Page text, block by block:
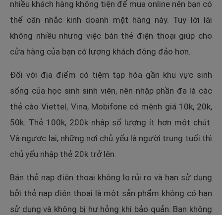
nhiều khách hàng không tiện để mua online nên bạn có
thể cân nhắc kinh doanh mặt hàng này. Tuy lời lãi
không nhiều nhưng việc bán thẻ điện thoại giúp cho
cửa hàng của bạn có lượng khách đông đảo hơn.
Đối với địa điểm có tiệm tạp hóa gần khu vực sinh
sống của học sinh sinh viên, nên nhập phần đa là các
thẻ cào Viettel, Vina, Mobifone có mệnh giá 10k, 20k,
50k. Thẻ 100k, 200k nhập số lượng ít hơn một chút.
Và ngược lại, những nơi chủ yếu là người trung tuổi thì
chủ yếu nhập thẻ 20k trở lên.
Bán thẻ nạp điện thoại không lo rủi ro và hạn sử dụng
bởi thẻ nạp điện thoại là một sản phẩm không có hạn
sử dụng và không bị hư hỏng khi bảo quản. Bạn không